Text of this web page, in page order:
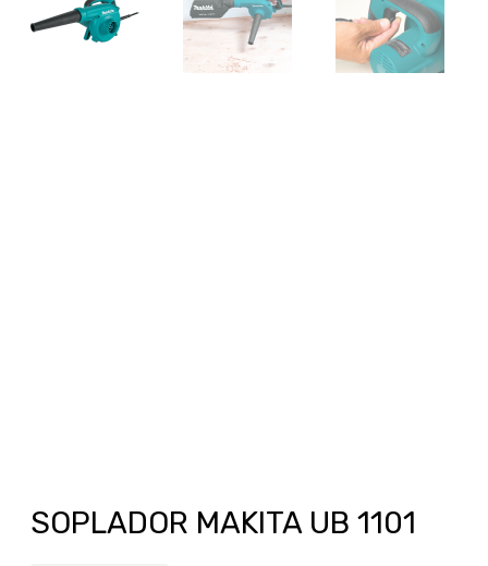
SOPLADOR MAKITA UB 1101